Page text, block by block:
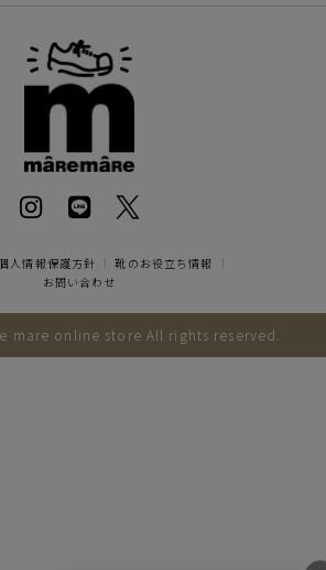
人情報保護方針 ｜靴のお役立ち情報
｜
お問い合わせ
mare online store All rights reserved.